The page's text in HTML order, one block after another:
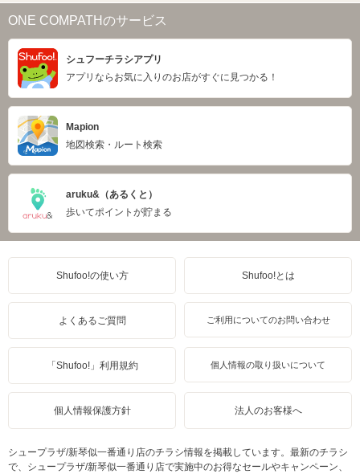
ONE COMPATHのサービス
シュフーチラシアプリ
アプリならお気に入りのお店がすぐに見つかる！
Mapion
地図検索・ルート検索
aruku&（あるくと）
歩いてポイントが貯まる
Shufoo!の使い方 Shufoo!とは
よくあるご質問 ご利用についてのお問い合わせ
「Shufoo!」利用規約 個人情報の取り扱いについて
個人情報保護方針 法人のお客様へ
シュープラザ/新琴似一番通り店のチラシ情報を掲載しています。最新のチラシ
で、シュープラザ/新琴似一番通り店で実施中のお得なセールやキャンペーン、